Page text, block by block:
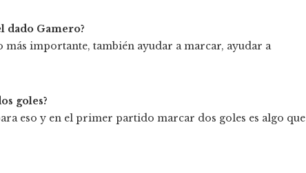
dado Gamero?
más importante, también ayudar a marcar, ayudar a
goles?
eso y en el primer partido marcar dos goles es algo que